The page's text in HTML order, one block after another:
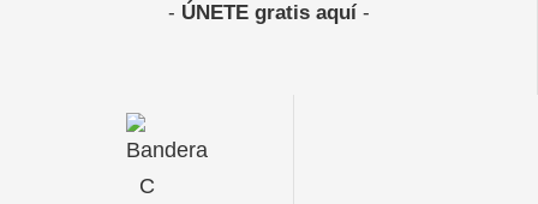
- ÚNETE gratis aquí-